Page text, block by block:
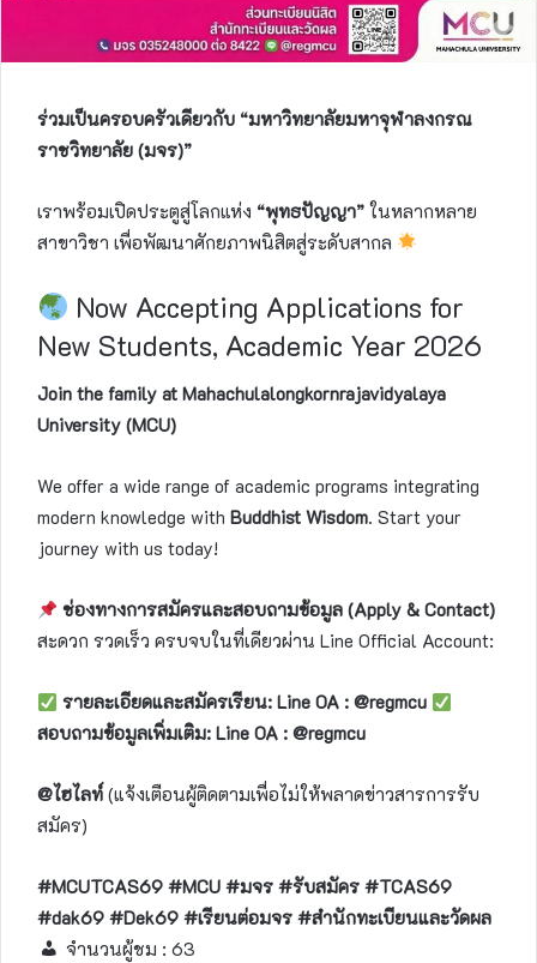
ร่วมเป็นครอบครัวเดียวกับ “มหาวิทยาลัยมหาจุฬาลงกรณ
ราชวิทยาลัย (มจร)”
เราพร้อมเปิดประตูสู่โลกแห่ง “พุทธปัญญา” ในหลากหลาย
สาขาวิชา เพื่อพัฒนาศักยภาพนิสิตสู่ระดับสากล
Now Accepting Applications for
New Students, Academic Year 2026
Join the family at Mahachulalongkornrajavidyalaya
University (MCU)
We offer a wide range of academic programs integrating
modern knowledge with Buddhist Wisdom. Start your
journey with us today!
ช่องทางการสมัครและสอบถามข้อมูล (Apply & Contact)
สะดวก รวดเร็ว ครบจบในที่เดียวผ่าน Line Official Account:
รายละเอียดและสมัครเรียน: Line OA : @regmcu
สอบถามข้อมูลเพิ่มเติม: Line OA : @regmcu
@ไฮไลท์ (แจ้งเตือนผู้ติดตามเพื่อไม่ให้พลาดข่าวสารการรับ
สมัคร)
#MCUTCAS69 #MCU #มจร #รับสมัคร #TCAS69
#dak69 #Dek69 #เรียนต่อมจร #สำนักทะเบียนและวัดผล
จำนวนผู้ชม : 63